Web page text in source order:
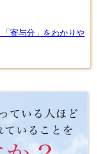
寄与分」をわかりや